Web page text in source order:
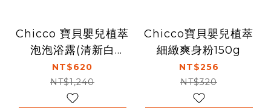
Chicco 寶貝嬰兒植萃
泡泡浴露(清新白
棉)500ml+洗髮精
500ml
NT$620
NT$1,240
Chicco寶貝嬰兒植萃
細緻爽身粉150g
NT$256
NT$320